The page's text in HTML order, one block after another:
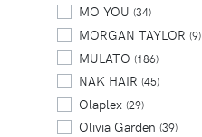
MO YOU (34)
MORGAN TAYLOR (9)
MULATO (186)
NAK HAIR (45)
Olaplex (29)
Olivia Garden (39)